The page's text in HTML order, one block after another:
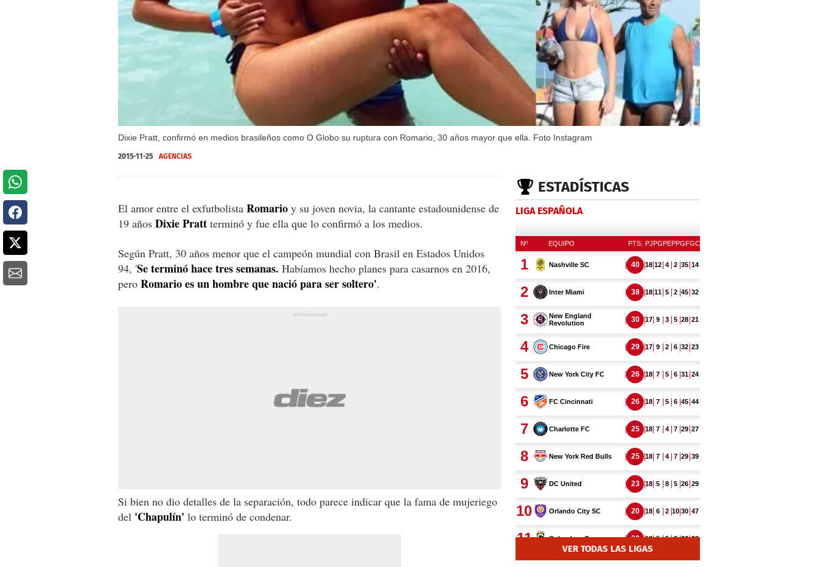
Dixie Pratt, confirmó en medios brasileños como O Globo su ruptura con Romario, 30 años mayor que ella. Foto Instagram
2015-11-25 AGENCIAS
El amor entre el exfutbolista Romario y su joven novia, la cantante estadounidense de
19 años Dixie Pratt terminó y fue ella que lo confirmó a los medios.
Según Pratt, 30 años menor que el campeón mundial con Brasil en Estados Unidos
94, 'Se terminó hace tres semanas. Habíamos hecho planes para casarnos en 2016,
pero Romario es un hombre que nació para ser soltero'.
Si bien no dio detalles de la separación, todo parece indicar que la fama de mujeriego
del 'Chapulín' lo terminó de condenar.
ESTADÍSTICAS
LIGA ESPAÑOLA
VER TODAS LAS LIGAS